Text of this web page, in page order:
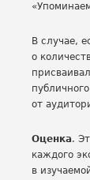
В случае,
о
от
Оценка.
каждого
в